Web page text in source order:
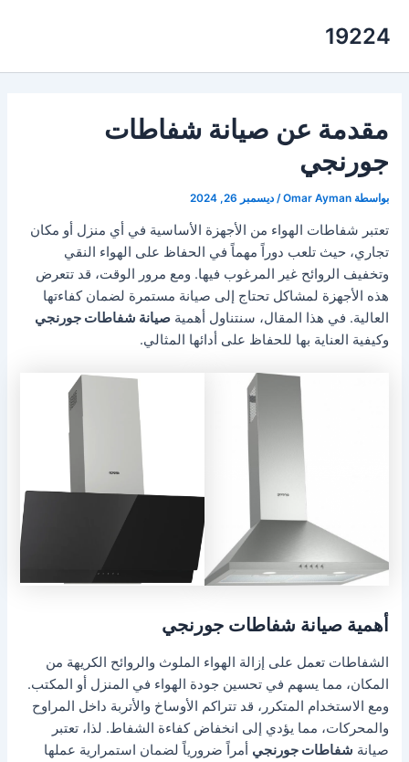
19224
مقدمة عن صيانة شفاطات
جورنجي
بواسطة Omar Ayman
/ديسمبر 26, 2024
تعتبر شفاطات الهواء من الأجهزة الأساسية في أي منزل أو مكان
تجاري، حيث تلعب دوراً مهماً في الحفاظ على الهواء النقي
وتخفيف الروائح غير المرغوب فيها. ومع مرور الوقت، قد تتعرض
هذه الأجهزة لمشاكل تحتاج إلى صيانة مستمرة لضمان كفاءتها
العالية. في هذا المقال، سنتناول أهميةصيانة شفاطات جورنجي
وكيفية العناية بها للحفاظ على أدائها المثالي.
أهمية صيانة شفاطات جورنجي
الشفاطات تعمل على إزالة الهواء الملوث والروائح الكريهة من
المكان، مما يسهم في تحسين جودة الهواء في المنزل أو المكتب.
ومع الاستخدام المتكرر، قد تتراكم الأوساخ والأتربة داخل المراوح
والمحركات، مما يؤدي إلى انخفاض كفاءة الشفاط. لذا، تعتبر
صيانة شفاطات جورنجي أمراً ضرورياً لضمان استمرارية عملها